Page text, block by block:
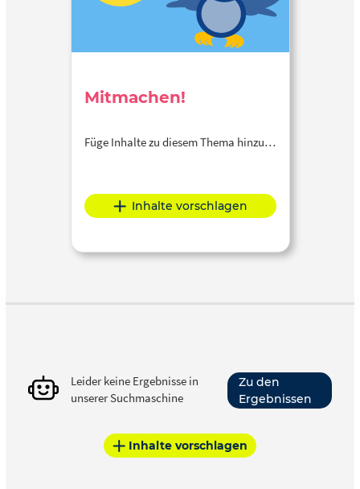
Mitmachen!
Füge Inhalte zu diesem Thema hinzu…
Inhalte vorschlagen
Leider keine Ergebnisse in
unserer Suchmaschine
Zu den
Ergebnissen
Inhalte vorschlagen